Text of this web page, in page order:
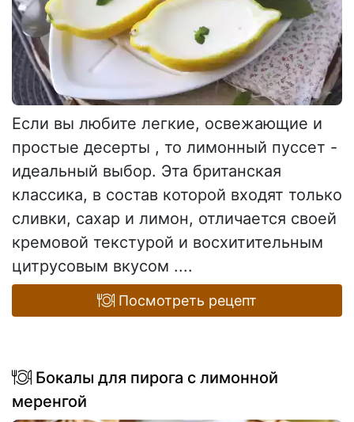
Если вы любите легкие, освежающие и
простые десерты , то лимонный пуссет -
идеальный выбор. Эта британская
классика, в состав которой входят только
сливки, сахар и лимон, отличается своей
кремовой текстурой и восхитительным
цитрусовым вкусом ....
Посмотреть рецепт
Бокалы для пирога с лимонной
меренгой